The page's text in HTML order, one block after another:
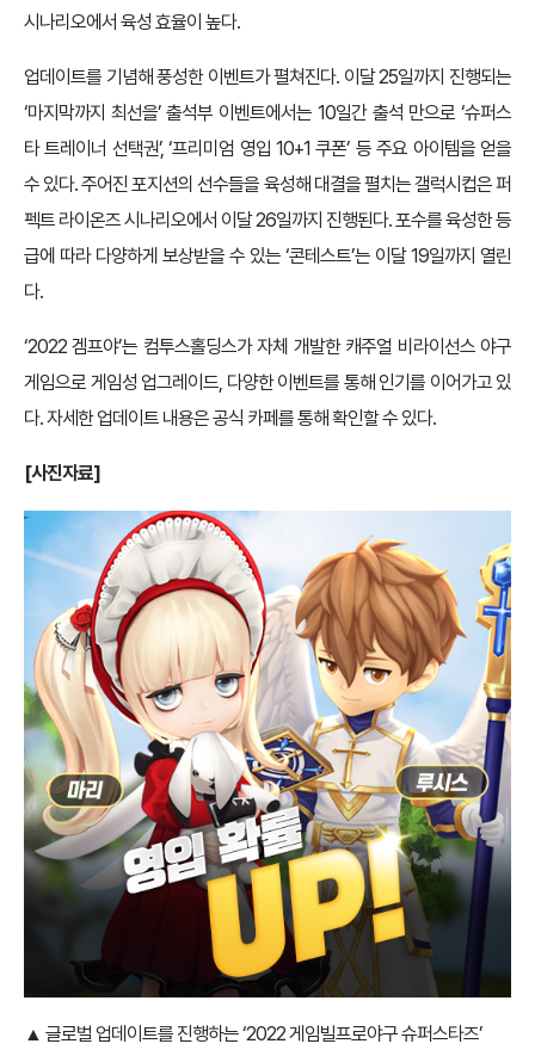
시나리오에서 육성 효율이 높다.
업데이트를 기념해 풍성한 이벤트가 펼쳐진다. 이달 25일까지 진행되는
‘마지막까지 최선을’ 출석부 이벤트에서는 10일간 출석 만으로 ‘슈퍼스
타 트레이너 선택권’, ‘프리미엄 영입 10+1 쿠폰’ 등 주요 아이템을 얻을
수 있다. 주어진 포지션의 선수들을 육성해 대결을 펼치는 갤럭시컵은 퍼
펙트 라이온즈 시나리오에서 이달 26일까지 진행된다. 포수를 육성한 등
급에 따라 다양하게 보상받을 수 있는 ‘콘테스트’는 이달 19일까지 열린
다.
‘2022 겜프야’는 컴투스홀딩스가 자체 개발한 캐주얼 비라이선스 야구
게임으로 게임성 업그레이드, 다양한 이벤트를 통해 인기를 이어가고 있
다. 자세한 업데이트 내용은 공식 카페를 통해 확인할 수 있다.
[사진자료]
▲ 글로벌 업데이트를 진행하는 ‘2022 게임빌프로야구 슈퍼스타즈’